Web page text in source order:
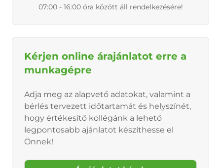
07:00 - 16:00 óra között áll rendelkezésére!
Kérjen online árajánlatot erre a
munkagépre
Adja meg az alapvető adatokat, valamint a
bérlés tervezett időtartamát és helyszínét,
hogy értékesítő kollégánk a lehető
legpontosabb ajánlatot készíthesse el
Önnek!